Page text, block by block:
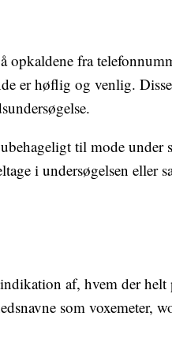
opkaldene fra
er høflig og venlig.
til mode
i undersøgelsen eller
af, hvem der
som voxemeter,